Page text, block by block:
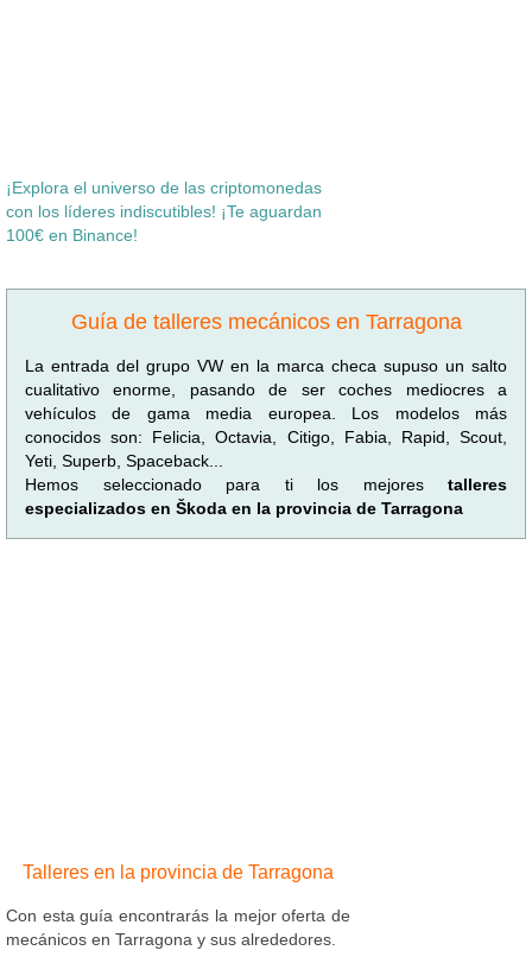
¡Explora el universo de las criptomonedas
con los líderes indiscutibles! ¡Te aguardan
100€ en Binance!
Guía de talleres mecánicos en Tarragona
La entrada del grupo VW en la marca checa supuso un salto
cualitativo enorme, pasando de ser coches mediocres a
vehículos de gama media europea. Los modelos más
conocidos son: Felicia, Octavia, Citigo, Fabia, Rapid, Scout,
Yeti, Superb, Spaceback...
Hemos seleccionado para ti los mejores talleres
especializados en Škoda en la provincia de Tarragona
Talleres en la provincia de Tarragona
Con esta guía encontrarás la mejor oferta de
mecánicos en Tarragona y sus alrededores.